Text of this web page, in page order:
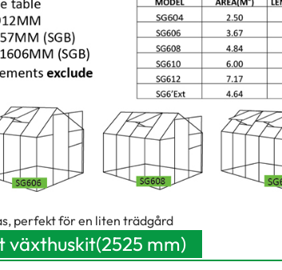
perfekt för en liten trädgård
växthuskit(2525 mm)